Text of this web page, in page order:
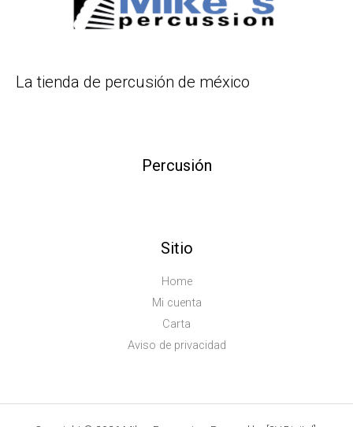
La tienda de percusión de méxico
Percusión
Sitio
Home
Mi cuenta
Carta
Aviso de privacidad